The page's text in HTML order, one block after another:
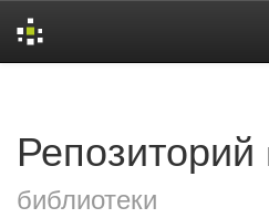
Репозиторий
библиотеки